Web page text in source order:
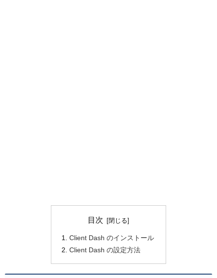
目次
Client Dash のインストール
Client Dash の設定方法